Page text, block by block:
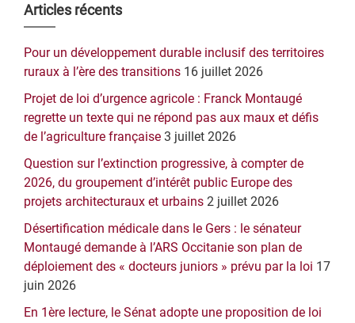
Barre
latérale
principale
Articles récents
Pour un développement durable inclusif des territoires
ruraux à l’ère des transitions 16 juillet 2026
Projet de loi d’urgence agricole : Franck Montaugé
regrette un texte qui ne répond pas aux maux et défis
de l’agriculture française 3 juillet 2026
Question sur l’extinction progressive, à compter de
2026, du groupement d’intérêt public Europe des
projets architecturaux et urbains 2 juillet 2026
Désertification médicale dans le Gers : le sénateur
Montaugé demande à l’ARS Occitanie son plan de
déploiement des « docteurs juniors » prévu par la loi 17
juin 2026
En 1ère lecture, le Sénat adopte une proposition de loi